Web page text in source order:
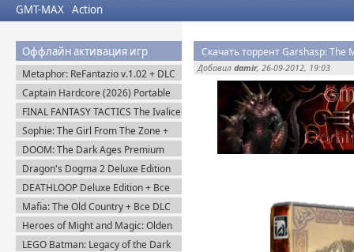
GMT-MAX Action
Оффлайн активация игр
Metaphor: ReFantazio v.1.02 + DLC
(2024) RePack
Captain Hardcore (2026) Portable
FINAL FANTASY TACTICS The Ivalice
Chronicles (2025) Steam-Rip
Sophie: The Girl From The Zone +
DLC (2026) Пиратка
DOOM: The Dark Ages Premium
Edition + Все DLC (2025) Пиратка
Dragon's Dogma 2 Deluxe Edition
(2024) Пиратка
DEATHLOOP Deluxe Edition + Все
DLC (2021) Пиратка
Mafia: The Old Country + Все DLC
(2025) Пиратка
Heroes of Might and Magic: Olden
Era v.0.80.34 (2026) Пиратка
LEGO Batman: Legacy of the Dark
Добавил damir, 26-09-2012, 19:03